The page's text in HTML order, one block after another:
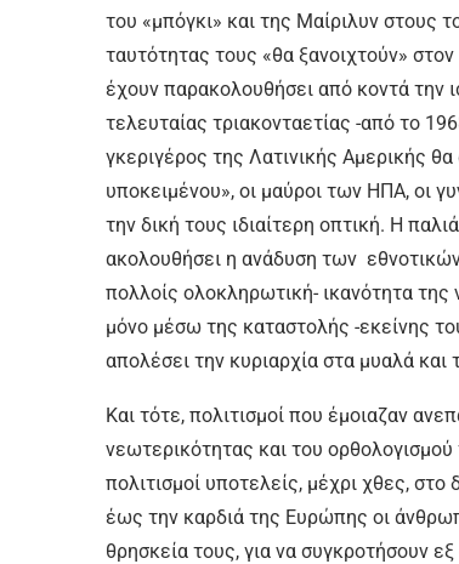
του «μπόγκι» και της Μαίριλυν στους
ταυτότητας τους «θα ξανοιχτούν»
έχουν παρακολουθήσει από κοντά την
τελευταίας τριακονταετίας -από το
γκεριγέρος της Λατινικής Αμερικής
υποκειμένου», οι μαύροι των ΗΠΑ, οι
την δική τους ιδιαίτερη οπτική. Η
ακολουθήσει η ανάδυση των
πολλοίς ολοκληρωτική- ικανότητα της
μόνο μέσω της καταστολής -εκείνης
απολέσει την κυριαρχία στα μυαλά
Και τότε, πολιτισμοί που έμοιαζαν
νεωτερικότητας και του
πολιτισμοί υποτελείς, μέχρι χθες,
έως την καρδιά της Ευρώπης οι
θρησκεία τους, για να συγκροτήσουν